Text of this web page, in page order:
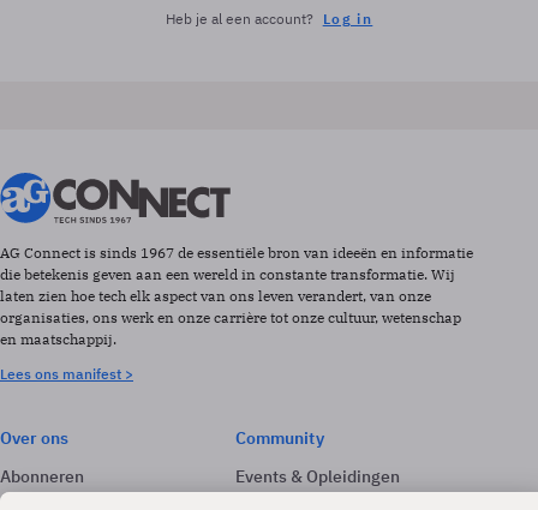
Heb je al een account? Log in
AG Connect is sinds 1967 de essentiële bron van ideeën en informatie
die betekenis geven aan een wereld in constante transformatie. Wij
laten zien hoe tech elk aspect van ons leven verandert, van onze
organisaties, ons werk en onze carrière tot onze cultuur, wetenschap
en maatschappij.
Lees ons manifest >
Over ons
Abonneren
Adverteren
Community
Events & Opleidingen